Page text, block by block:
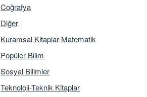
Coğrafya
Diğer
Kuramsal Kitaplar-Matematik
Popüler Bilim
Sosyal Bilimler
Teknoloji-Teknik Kitaplar